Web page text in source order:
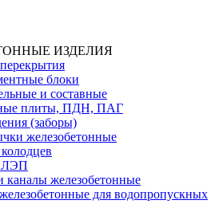
ИЗДЕЛИЯ
блоки
и составные
плиты, ПДН, ПАГ
(заборы)
железобетонные
ЛЭП
каналы железобетонные
для водопропускных